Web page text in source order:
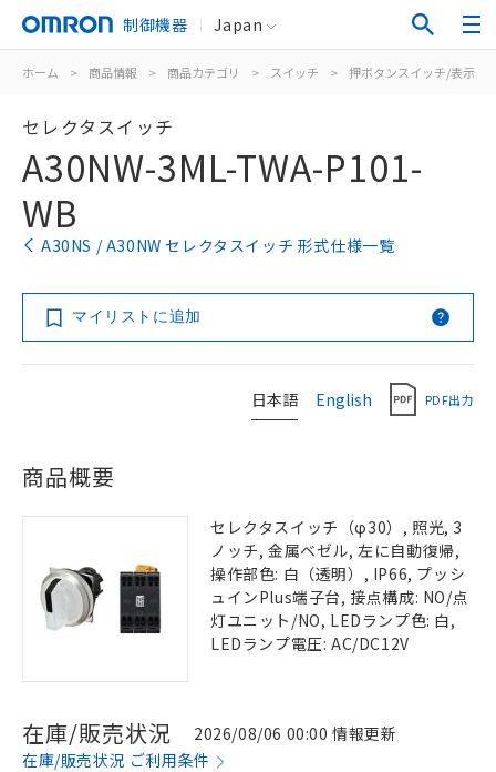
制御機器 Japan
ホーム > 商品情報 > 商品カテゴリ > スイッチ > 押ボタンスイッチ/表示灯
セレクタスイッチ
A30NW-3ML-TWA-P101-
WB
A30NS / A30NW セレクタスイッチ 形式仕様一覧
マイリストに追加
日本語 English PDF出力
商品概要
セレクタスイッチ（φ30）, 照光, 3
ノッチ, 金属ベゼル, 左に自動復帰,
操作部色: 白（透明）, IP66, プッシ
ュインPlus端子台, 接点構成: NO/点
灯ユニット/NO, LEDランプ色: 白,
LEDランプ電圧: AC/DC12V
在庫/販売状況
2026/08/06 00:00 情報更新
在庫/販売状況 ご利用条件